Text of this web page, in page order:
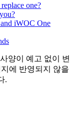
one?
iWOC One
양이 예고 없이 변
에 반영되지 않을
.